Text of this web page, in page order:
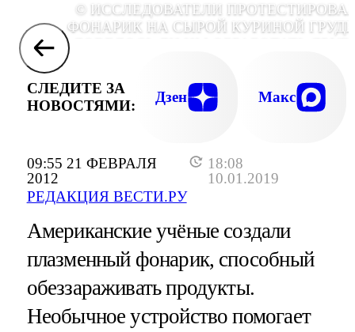
09:55 21 ФЕВРАЛЯ
2012
18:08
10.01.2019
РЕДАКЦИЯ ВЕСТИ.РУ
© ИССЛЕДОВАТЕЛИ
ФОНАРИК НА СЫРОЙ КУРИНОЙ
ВИДЫ МЯСА, НЕ УТОЧНЯЕТСЯ (ФОТО
ET AL., JOURNAL OF FOOD
СЛЕДИТЕ ЗА
НОВОСТЯМИ:
Дзен Макс
Американские учёные создали
плазменный фонарик, способный
обеззараживать продукты.
Необычное устройство помогает